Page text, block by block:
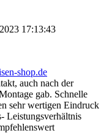
17:13:43
shop.de
auch nach der
gab. Schnelle
sehr wertigen Eindruck
Leistungsverhältnis